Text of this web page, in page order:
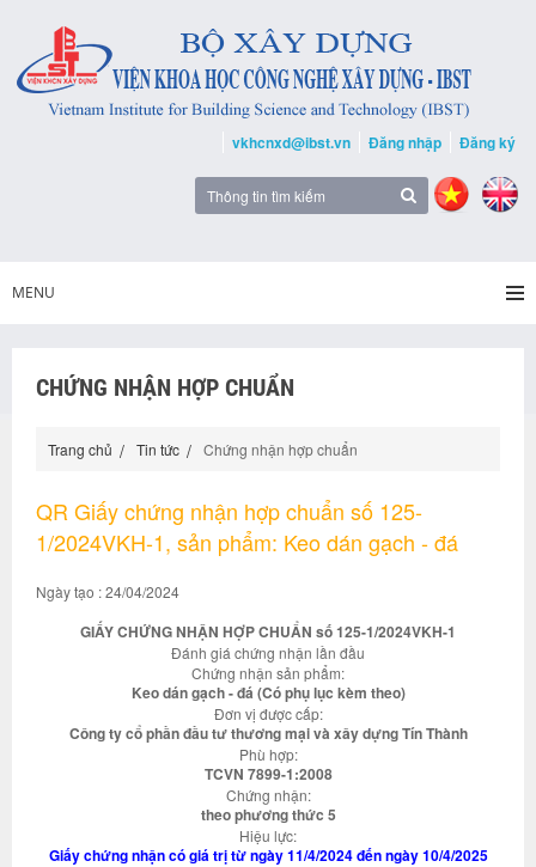
vkhcnxd@ibst.vn Đăng nhập Đăng ký
MENU
CHỨNG NHẬN HỢP CHUẨN
Trang chủ Tin tức Chứng nhận hợp chuẩn
QR Giấy chứng nhận hợp chuẩn số 125-
1/2024VKH-1, sản phẩm: Keo dán gạch - đá
Ngày tạo : 24/04/2024
GIẤY CHỨNG NHẬN HỢP CHUẨN số 125-1/2024VKH-1
Đánh giá chứng nhận lần đầu
Chứng nhận sản phẩm:
Keo dán gạch - đá (Có phụ lục kèm theo)
Đơn vị được cấp:
Công ty cổ phần đầu tư thương mại và xây dựng Tín Thành
Phù hợp:
TCVN 7899-1:2008
Chứng nhận:
theo phương thức 5
Hiệu lực:
Giấy chứng nhận có giá trị từ ngày 11/4/2024 đến ngày 10/4/2025